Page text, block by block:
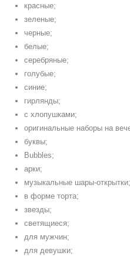
красные;
зеленые;
черные;
белые;
серебряные;
голубые;
синие;
гирлянды;
с хлопушками;
оригинальные наборы на
буквы;
Bubbles;
арки;
музыкальные шары-открытки;
в форме торта;
звезды;
светящиеся;
для мужчин;
для девушки;